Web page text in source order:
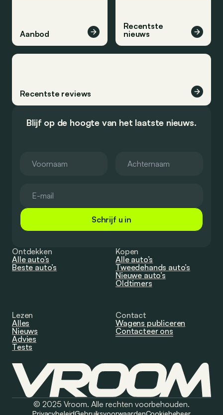
Aanbod
Recentste
nieuws
Recentste reviews
Blijf op de hoogte van het laatste nieuws.
Schrijf u in
Ontdekken
Alle auto’s
Beste auto’s
Kopen
Alle auto’s
Tweedehands auto’s
Nieuwe auto’s
Oldtimers
Lezen
Alles
Nieuws
Advies
Tests
Contact
Wagens publiceren
Contacteer ons
© 2025 Vroom. Alle rechten voorbehouden.
PrivacybeleidGebruiksvoorwaardenCookiebeheer